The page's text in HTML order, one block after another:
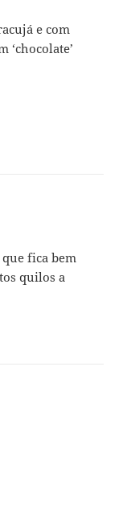
e com
‘chocolate’
fica bem
quilos a